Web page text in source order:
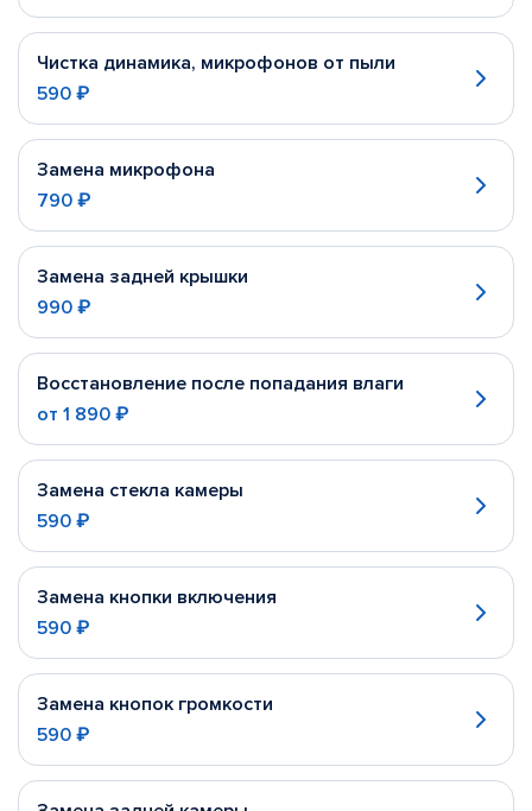
Чистка динамика, микрофонов от пыли
590 ₽
Замена микрофона
790 ₽
Замена задней крышки
990 ₽
Восстановление после попадания влаги
от 1 890 ₽
Замена стекла камеры
590 ₽
Замена кнопки включения
590 ₽
Замена кнопок громкости
590 ₽